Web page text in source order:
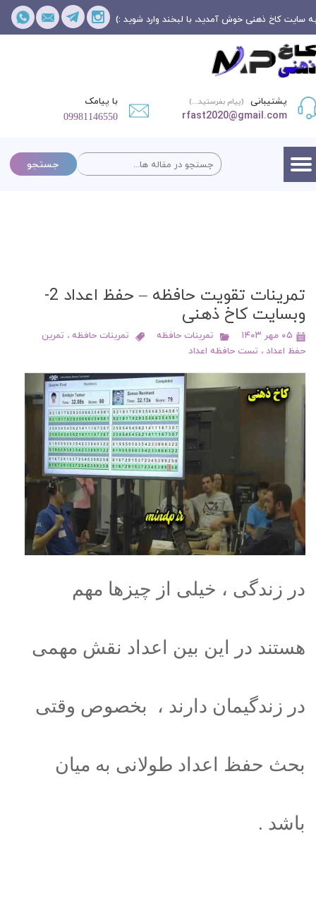
سایت کاخ ذهنی خوش آمدید، با لبخند وارد شوید :)
جستجو
پشتیبانی (پیام بفرستید...)
rfast2020@gmail.com
با پیامک
09981146550
تمرینات تقویت حافظه – حفظ اعداد 2-
وبسایت کاخ ذهنی
۰۵ مهر ۱۴۰۳ تمرینات حافظه تمرینات حافظه ، تمرین
حفظ اعداد، تست حافظه اعداد
در زندگی ، خیلی از چیزها مهم
هستند در این بین اعداد نقش مهمی
در زندگیمان دارند ، بخصوص وقتی
بحث حفظ اعداد طولانی به میان
باشد .